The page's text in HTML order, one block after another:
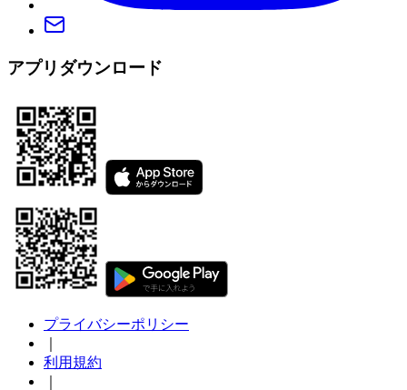
アプリダウンロード
プライバシーポリシー
利用規約